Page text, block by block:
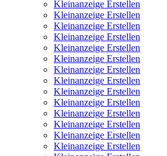
Kleinanzeige Erstellen
Kleinanzeige Erstellen
Kleinanzeige Erstellen
Kleinanzeige Erstellen
Kleinanzeige Erstellen
Kleinanzeige Erstellen
Kleinanzeige Erstellen
Kleinanzeige Erstellen
Kleinanzeige Erstellen
Kleinanzeige Erstellen
Kleinanzeige Erstellen
Kleinanzeige Erstellen
Kleinanzeige Erstellen
Kleinanzeige Erstellen